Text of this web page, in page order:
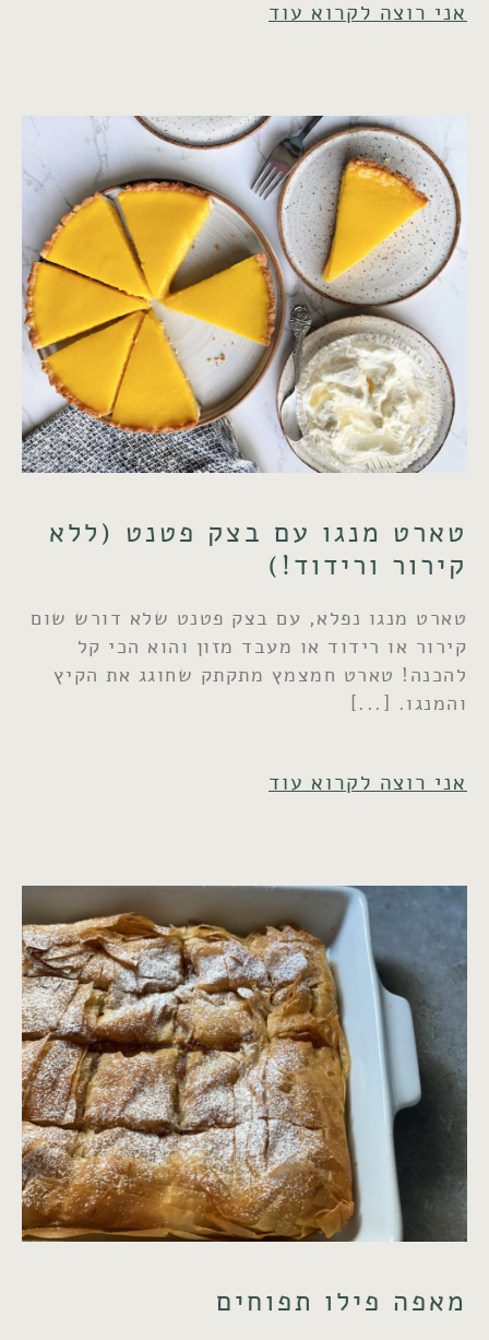
אני רוצה לקרוא עוד
טארט מנגו עם בצק פטנט (ללא
קירור ורידוד!)
טארט מנגו נפלא, עם בצק פטנט שלא דורש שום
קירור או רידוד או מעבד מזון והוא הכי קל
להכנה! טארט חמצמץ מתקתק שחוגג את הקיץ
והמנגו.
אני רוצה לקרוא עוד
מאפה פילו תפוחים